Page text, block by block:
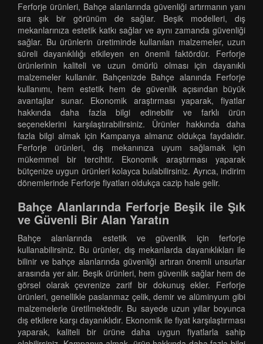
Ferforje ürünleri, Bahçe alanlarında güvenliği artırmanın yanı
sıra şık bir görünüm de sağlar. Beşik modelleri, dış
mekanlarınıza estetik katkı sağlar ve aynı zamanda güvenliği
sağlar. Bu ürünlerin üretiminde kullanılan malzemeler, uzun
süreli dayanıklılığı etkileyen en önemli faktördür. Ferforje
ürünlerinin kaliteli ve uzun ömürlü olması için dayanıklı
malzemeler kullanılır. Bahçenizde Bahçe alanında Ferforje
kullanımı, hem estetik hem de güvenlik açısından büyük
avantajlar sunar. Ekonomik araştırması yaparak, fiyatlar
hakkında daha fazla bilgi edinebilir ve farklı ürün
seçeneklerini karşılaştırabilirsiniz. Ürünler hakkında daha
fazla bilgi almak için Kampanya almanız oldukça faydalıdır.
Ferforje ürünleri, dış mekanınıza uyum sağlamak için
mükemmel bir tercihtir. Ekonomik araştırması yaparak
bütçenize uygun ürünleri kolayca bulabilirsiniz. Ayrıca, indirim
dönemlerinde Ferforje fiyatları oldukça cazip hale gelir.
Bahçe Alanlarında Ferforje Beşik ile Şık
ve Güvenli Bir Alan Yaratın
Bahçe alanlarında estetik ve güvenlik için ferforje
kullanabilirsiniz. Bu ürünler, dış mekanlarda dayanıklıkları ile
bilinir ve bahçe alanlarında güvenliği artıran önemli unsurlar
arasında yer alır. Beşik ürünleri, hem güvenlik sağlar hem de
görsel olarak çevrenize zarif bir dokunuş ekler. Ferforje
ürünleri, genellikle paslanmaz çelik, demir ve alüminyum gibi
malzemelerle üretilmektedir. Bu sayede uzun yıllar boyunca
dış etkilere karşı dayanıklıdır. Ekonomik ile fiyat karşılaştırması
yaparak, kaliteli bir ürüne daha uygun fiyatlarla sahip